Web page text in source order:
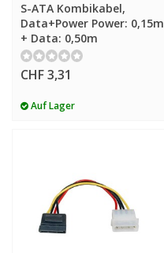
S-ATA Kombikabel,
Data+Power Power: 0,15m
+ Data: 0,50m
CHF 3,31
Auf Lager